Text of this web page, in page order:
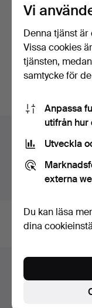
ANTIK C1796
BIBELN.
Klubbades 21 mar
4 bud
49 USD
Du söker i vårt
Visa pågående
Vi
Denna tjänst
Vissa cookies
tjänsten,
samtycke för
Anpassa
utifrån hur
Utveckla
externa
Du kan läsa
dina